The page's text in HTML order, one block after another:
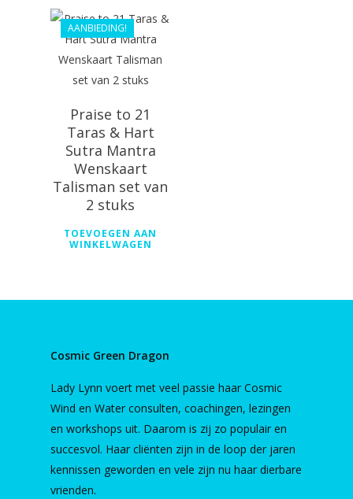
AANBIEDING!
Praise to 21
Taras & Hart
Sutra Mantra
Wenskaart
Talisman set van
2 stuks
TOEVOEGEN AAN
WINKELWAGEN
Cosmic Green Dragon
Lady Lynn voert met veel passie haar Cosmic
Wind en Water consulten, coachingen, lezingen
en workshops uit. Daarom is zij zo populair en
succesvol. Haar cliënten zijn in de loop der jaren
kennissen geworden en vele zijn nu haar dierbare
vrienden.